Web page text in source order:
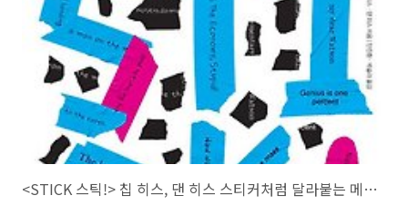
득, 사업소득, 부동산소득, 주식소득 머니파이프라인 5가지 중에 첫 번째
로 '근로소득'이 포함되어 있는 것이 신선했습니다. 보통 이런 내용의 책
<STICK 스틱!> 칩 히스, 댄 히스 스티커처럼 달라붙는 메세지를 만들기 위한 방법